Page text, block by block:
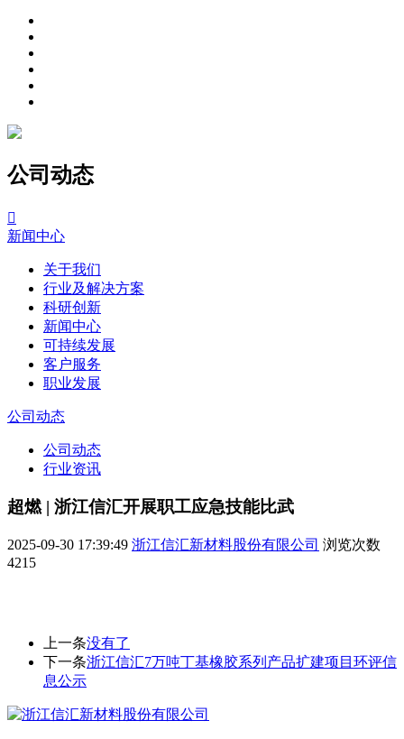
公司动态

新闻中心
关于我们
行业及解决方案
科研创新
新闻中心
可持续发展
客户服务
职业发展
公司动态
公司动态
行业资讯
超燃 | 浙江信汇开展职工应急技能比武
2025-09-30 17:39:49 浙江信汇新材料股份有限公司 浏览次数
4215
上一条没有了
下一条浙江信汇7万吨丁基橡胶系列产品扩建项目环评信
息公示